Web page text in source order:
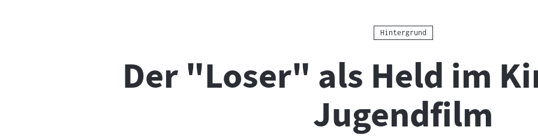
Kategorie:
Hintergrund
Der "Loser" als Held im
Jugendfilm